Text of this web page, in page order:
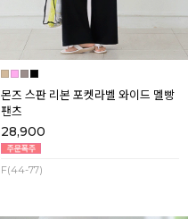
몬즈 스판 리본 포켓라벨 와이드 멜빵
팬츠
28,900
F(44-77)